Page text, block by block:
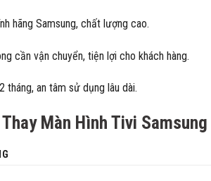
hãng Samsung, chất lượng cao.
cần vận chuyển, tiện lợi cho khách hàng.
tháng, an tâm sử dụng lâu dài.
Màn Hình Tivi